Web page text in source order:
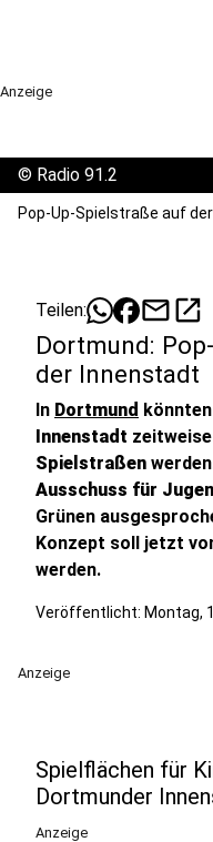
Anzeige
© Radio 91.2
Pop-Up-Spielstraße auf
Teilen: mailopen_in_new
Dortmund:
der Innenstadt
In Dortmund
Innenstadt
Spielstraßen
Ausschuss für
Grünen
Konzept soll jetzt
werden.
Veröffentlicht: Montag,
Anzeige
Spielflächen für
Dortmunder
Anzeige